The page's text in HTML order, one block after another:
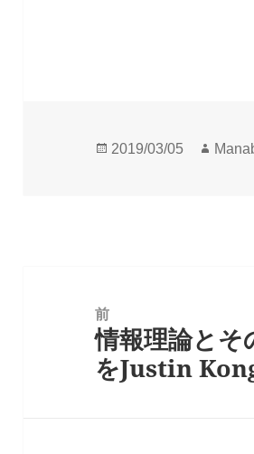
投
2019/03/05
作
前
前
の
情報理論とそ
をJustin